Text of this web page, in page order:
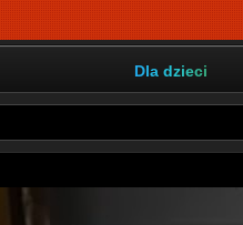
Dla dzieci